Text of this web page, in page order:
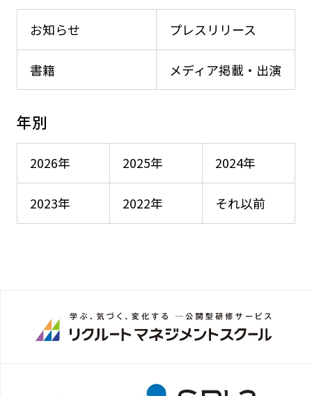
お知らせ プレスリリース
メディア掲載・出演
書籍
年別
2026年 2025年 2024年
2023年 2022年 それ以前